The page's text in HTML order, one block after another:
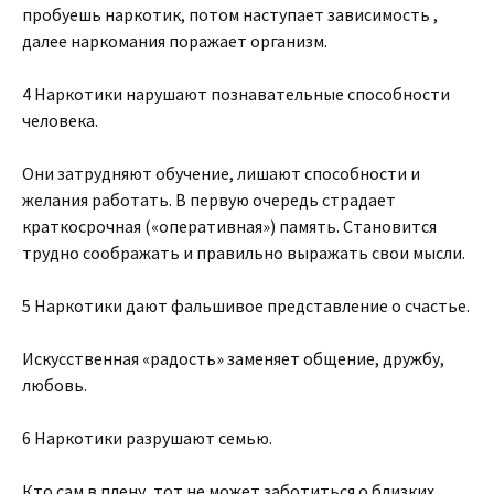
пробуешь наркотик, потом наступает зависимость ,
далее наркомания поражает организм.
4 Наркотики нарушают познавательные способности
человека.
Они затрудняют обучение, лишают способности и
желания работать. В первую очередь страдает
краткосрочная («оперативная») память. Становится
трудно соображать и правильно выражать свои мысли.
5 Наркотики дают фальшивое представление о счастье.
Искусственная «радость» заменяет общение, дружбу,
любовь.
6 Наркотики разрушают семью.